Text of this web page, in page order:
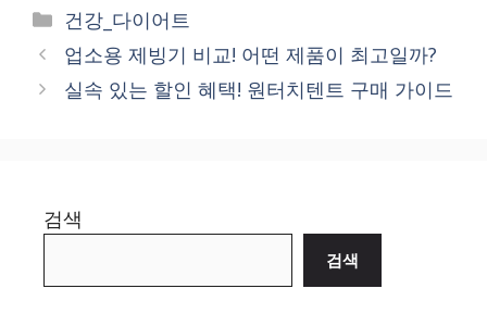
Categories
건강_다이어트
업소용 제빙기 비교! 어떤 제품이 최고일까?
실속 있는 할인 혜택! 원터치텐트 구매 가이드
검색
검색